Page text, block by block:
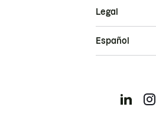
Legal
Español